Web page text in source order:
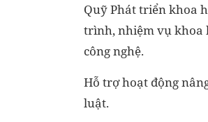
Quỹ Phát triển khoa
trình, nhiệm vụ khoa
công nghệ.
Hỗ trợ hoạt động
luật.